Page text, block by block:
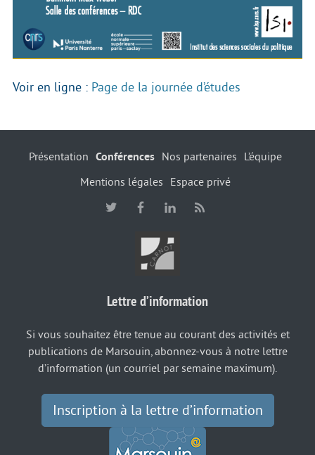
Voir en ligne : Page de la journée d’études
Présentation Conférences Nos partenaires
L’équipe
Mentions légales
Espace privé
Lettre d’information
Si vous souhaitez être tenue au courant des activités et
publications de Marsouin, abonnez-vous à notre lettre
d’information (un courriel par semaine maximum).
Inscription à la lettre d’information